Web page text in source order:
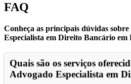
FAQ
Conheça as principais dúvidas
Especialista em Direito Bancário
Quais são os serviços
Advogado Especialista em